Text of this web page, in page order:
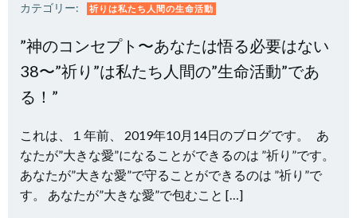
カテゴリー: 祈りは私たち人間の生命活動
”神のコンセプト〜あなたは悟る必要はない
38〜”祈り”は私たち人間の”生命活動”であ
る！”
これは、１年前、 2019年10月14日のブログです。 あ
なたが”大きな愛”になることができるのは ”祈り”です。
あなたが”大きな愛”で守ることができるのは ”祈り”で
す。 あなたが”大きな愛”で包むこと […]